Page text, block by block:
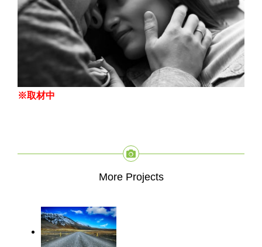
※取材中
More Projects
Self
enlightenment